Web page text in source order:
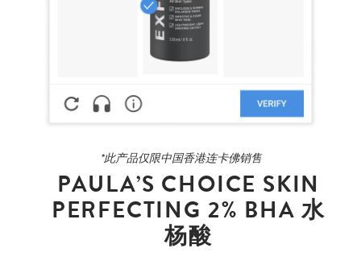
*此产品仅限中国香港连卡佛销售
PAULA’S CHOICE SKIN
PERFECTING 2% BHA 水
杨酸